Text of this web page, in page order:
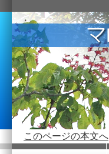
このページの本文へ